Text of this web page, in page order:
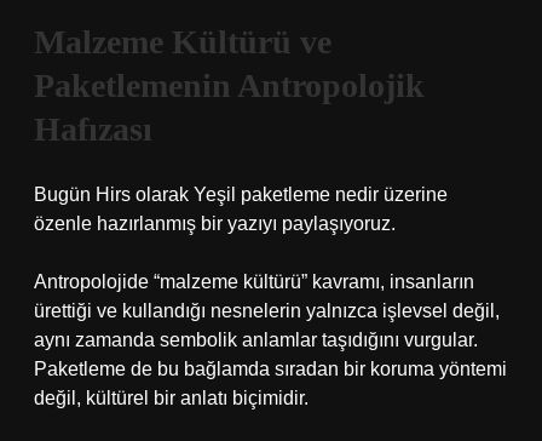
Malzeme Kültürü ve
Paketlemenin Antropolojik
Hafızası
Bugün Hirs olarak Yeşil paketleme nedir üzerine
özenle hazırlanmış bir yazıyı paylaşıyoruz.
Antropolojide “malzeme kültürü” kavramı, insanların
ürettiği ve kullandığı nesnelerin yalnızca işlevsel değil,
aynı zamanda sembolik anlamlar taşıdığını vurgular.
Paketleme de bu bağlamda sıradan bir koruma yöntemi
değil, kültürel bir anlatı biçimidir.